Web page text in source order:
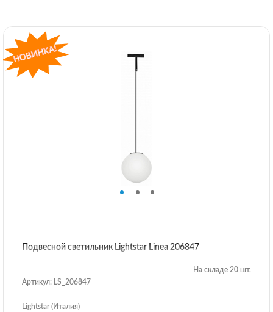
Подвесной светильник Lightstar Linea 206847
На складе 20 шт.
Артикул: LS_206847
Lightstar (Италия)